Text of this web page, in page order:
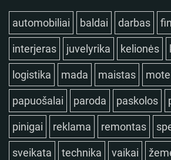
automobiliai baldai darbas
interjeras juvelyrika kelionės
logistika mada maistas
papuošalai paroda paskolos
pinigai reklama remontas
sveikata technika vaikai